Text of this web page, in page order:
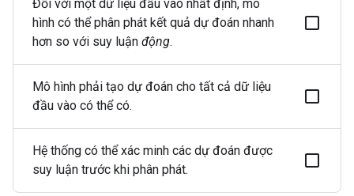
Đối với một dữ liệu đầu vào nhất định, mô
hình có thể phân phát kết quả dự đoán nhanh
hơn so với suy luận động.
Mô hình phải tạo dự đoán cho tất cả dữ liệu
đầu vào có thể có.
Hệ thống có thể xác minh các dự đoán được
suy luận trước khi phân phát.